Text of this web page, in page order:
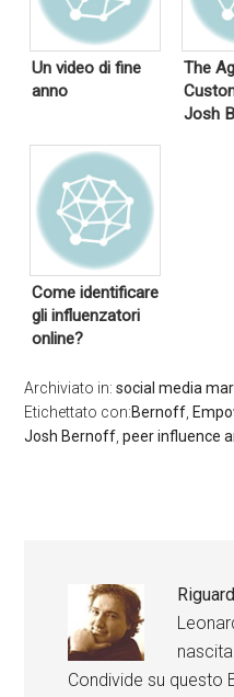
Un video di fine
anno
The
Josh
Come identificare
gli influenzatori
online?
Archiviato in:social media
Etichettato con:Bernoff,
Josh Bernoff,peer influence
Condivide su questo